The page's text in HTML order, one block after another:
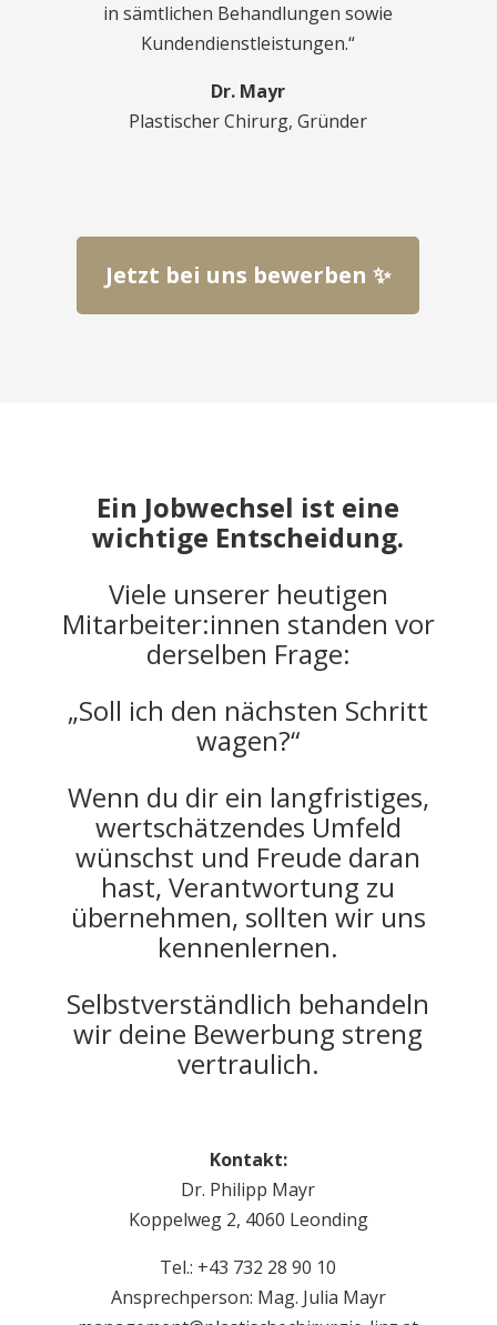
in sämtlichen Behandlungen sowie
Kundendienstleistungen.“
Dr. Mayr
Plastischer Chirurg, Gründer
Jetzt bei uns bewerben ✨
Ein Jobwechsel ist eine
wichtige Entscheidung.
Viele unserer heutigen
Mitarbeiter:innen standen vor
derselben Frage:
„Soll ich den nächsten Schritt
wagen?“
Wenn du dir ein langfristiges,
wertschätzendes Umfeld
wünschst und Freude daran
hast, Verantwortung zu
übernehmen, sollten wir uns
kennenlernen.
Selbstverständlich behandeln
wir deine Bewerbung streng
vertraulich.
Kontakt:
Dr. Philipp Mayr
Koppelweg 2, 4060 Leonding
Tel.: +43 732 28 90 10
Ansprechperson: Mag. Julia Mayr